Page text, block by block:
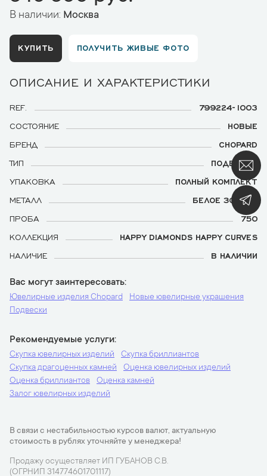
В наличии: Москва
КУПИТЬ ПОЛУЧИТЬ ЖИВЫЕ ФОТО
ОПИСАНИЕ И ХАРАКТЕРИСТИКИ
REF.
799224-1003
СОСТОЯНИЕ
НОВЫЕ
БРЕНД
CHOPARD
ТИП
ПОДВЕСКА
УПАКОВКА
ПОЛНЫЙ КОМПЛЕКТ
МЕТАЛЛ
БЕЛОЕ ЗОЛОТО
ПРОБА
750
КОЛЛЕКЦИЯ
HAPPY DIAMONDS HAPPY CURVES
НАЛИЧИЕ
В НАЛИЧИИ
Вас могут заинтересовать
Ювелирные изделия Chopard
Новые ювелирные украшения
Подвески
Рекомендуемые услуги
Скупка ювелирных изделий
Скупка бриллиантов
Скупка драгоценных камней
Оценка ювелирных изделий
Оценка бриллиантов
Оценка камней
Залог ювелирных изделий
В связи с нестабильностью курсов валют, актуальную
стоимость в рублях уточняйте у менеджера!
Продажу осуществляет ИП ГУБАНОВ С.В.
(ОГРНИП 314774601701117)